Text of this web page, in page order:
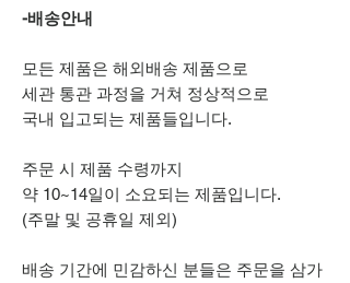
-배송안내
모든 제품은 해외배송 제품으로
세관 통관 과정을 거쳐 정상적으로
국내 입고되는 제품들입니다.
주문 시 제품 수령까지
약 10~14일이 소요되는 제품입니다.
(주말 및 공휴일 제외)
배송 기간에 민감하신 분들은 주문을 삼가